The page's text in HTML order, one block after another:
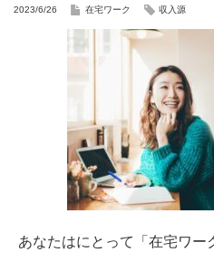
2023/6/26 在宅ワーク 収入源
あなたはにとって「在宅ワー